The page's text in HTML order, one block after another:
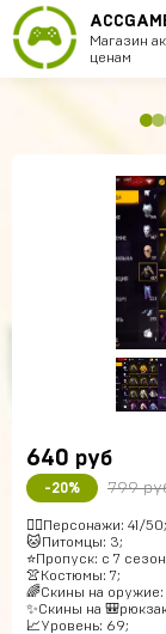
Магазин
ценам
640 руб
-20% 799
🚶‍♂️Персонажи: 41/50;
🐱Питомцы: 3;
⭐️Пропуск: с 7
👚Костюмы: 7;
🌈Скины на оружие:
✨Скины на
📈Уровень: 69;